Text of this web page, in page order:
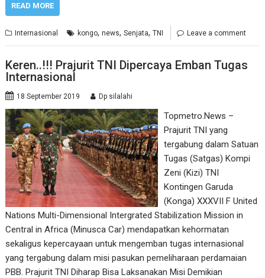
READ MORE
Internasional kongo,news,Senjata,TNI Leave a comment
Keren..!!! Prajurit TNI Dipercaya Emban Tugas
Internasional
18 September 2019 Dp silalahi
Topmetro.News –
Prajurit TNI yang
tergabung dalam Satuan
Tugas (Satgas) Kompi
Zeni (Kizi) TNI
Kontingen Garuda
(Konga) XXXVII F United
Nations Multi-Dimensional Intergrated Stabilization Mission in
Central in Africa (Minusca Car) mendapatkan kehormatan
sekaligus kepercayaan untuk mengemban tugas internasional
yang tergabung dalam misi pasukan pemeliharaan perdamaian
PBB. Prajurit TNI Diharap Bisa Laksanakan Misi Demikian